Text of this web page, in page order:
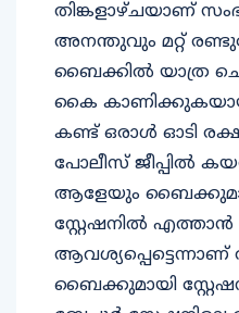
തിങ്കളാഴ്ചയാണ്
അനന്തുവും മറ്റ്
ബൈക്കിൽ യാത്ര
കൈ
കണ്ട് ഒരാൾ ഓടി
പോലീസ് ജീപ്പിൽ
ആളേയും
സ്റ്റേഷനിൽ
ബൈക്കുമായി